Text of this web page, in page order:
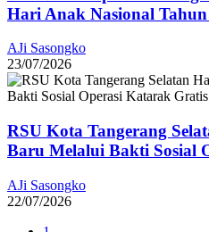
Hari Anak Nasional Tahun
AJi Sasongko
23/07/2026
RSU Kota Tangerang
Baru Melalui Bakti Sosial
AJi Sasongko
22/07/2026